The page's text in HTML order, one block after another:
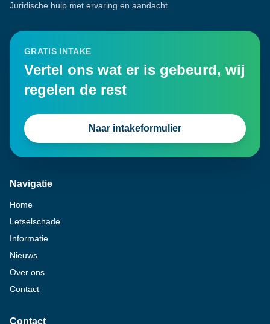
Juridische hulp met ervaring en aandacht
GRATIS INTAKE
Vertel ons wat er is gebeurd, wij
regelen de rest
Naar intakeformulier
Navigatie
Home
Letselschade
Informatie
Nieuws
Over ons
Contact
Contact